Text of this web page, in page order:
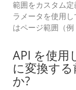
範囲をカスタム
ラメータを使用
はページ範囲（例
API を使用
に変換す
か?